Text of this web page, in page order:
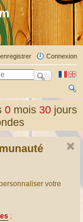
Connexion
ch
er
0 mois30 jours
votre
;